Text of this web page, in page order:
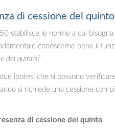
di cessione del
stabilisce le norme a cui
conoscerne bene il
del quinto?
ipotesi che si possono
si richiede una cessione con
di cessione del quinto